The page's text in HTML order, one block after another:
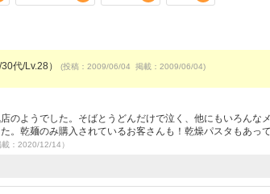
代/Lv.28） (投稿：2009/06/04 掲載：2009/06/04)
のようでした。そばとうどんだけで泣く、他にもいろんな
。乾麺のみ購入されているお客さんも！乾燥パスタもあっ
：2020/12/14）